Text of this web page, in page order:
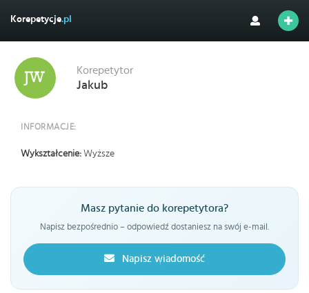
Korepetycje.pl
Korepetytor
Jakub
INFORMACJE:
Wykształcenie: Wyższe
Masz pytanie do korepetytora?
Napisz bezpośrednio – odpowiedź dostaniesz na swój e-mail.
Napisz wiadomość